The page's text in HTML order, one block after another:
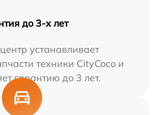
до 3-х лет
устанавливает
техники CityCoco и
гарантию до 3 лет.